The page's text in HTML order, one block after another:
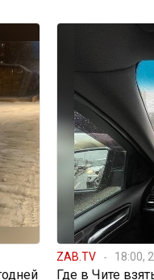
ZAB.TV 18:00,
Где в Чите